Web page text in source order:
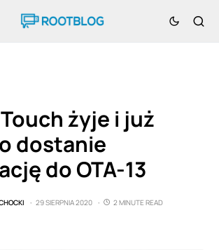
żyje i już
dostanie
do OTA-13
29 SIERPNIA 2020
2 MINUTE READ